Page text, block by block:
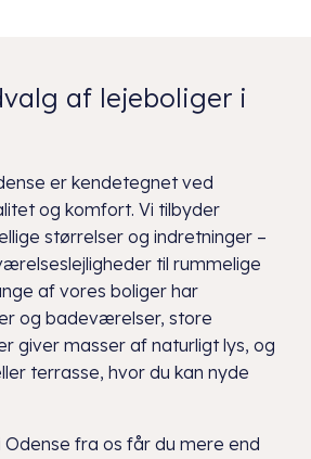
af lejeboliger i
er kendetegnet ved
og komfort. Vi tilbyder
størrelser og indretninger –
til rummelige
af vores boliger har
og badeværelser, store
giver masser af naturligt lys, og
terrasse, hvor du kan nyde
Odense fra os får du mere end